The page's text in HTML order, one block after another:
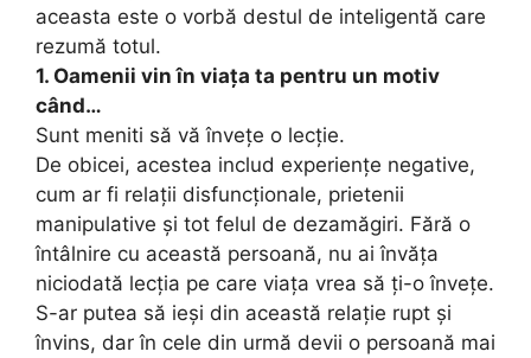
aceasta este o vorbă destul de inteligentă care
rezumă totul.
1. Oamenii vin în viața ta pentru un motiv
când…
Sunt meniti să vă învețe o lecție.
De obicei, acestea includ experiențe negative,
cum ar fi relații disfuncționale, prietenii
manipulative și tot felul de dezamăgiri. Fără o
întâlnire cu această persoană, nu ai învăța
niciodată lecția pe care viața vrea să ți-o învețe.
S-ar putea să ieși din această relație rupt și
învins, dar în cele din urmă devii o persoană mai